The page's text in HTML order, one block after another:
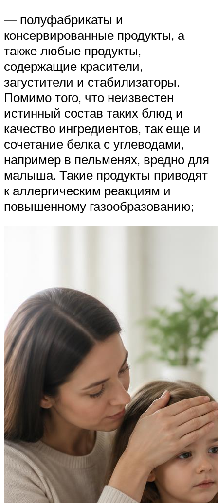
— полуфабрикаты и
консервированные продукты, а
также любые продукты,
содержащие красители,
загустители и стабилизаторы.
Помимо того, что неизвестен
истинный состав таких блюд и
качество ингредиентов, так еще и
сочетание белка с углеводами,
например в пельменях, вредно для
малыша. Такие продукты приводят
к аллергическим реакциям и
повышенному газообразованию;